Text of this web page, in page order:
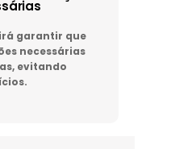
irá garantir que
necessárias
evitando